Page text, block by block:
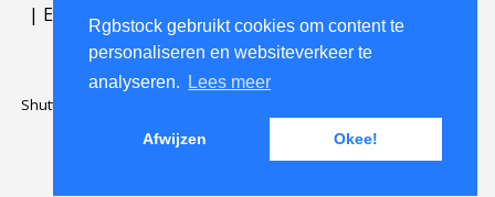
Rgbstock gebruikt cookies om content te
personaliseren en websiteverkeer te
analyseren.
Lees meer
Afwijzen Okee!
| English | Deutsch Español | Português
Nederlands|
Shutterstock official partner of Rgbstock
Rgbstock